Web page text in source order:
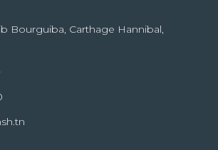
Bourguiba, Carthage Hannibal,